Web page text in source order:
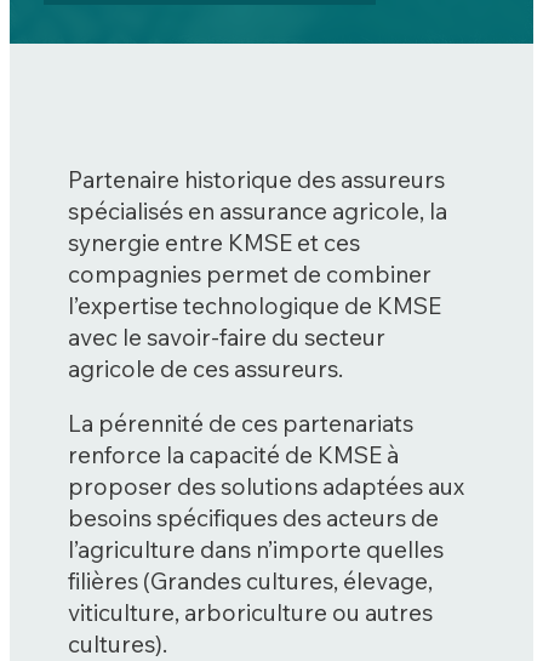
Partenaire historique des assureurs
spécialisés en assurance agricole, la
synergie entre KMSE et ces
compagnies permet de combiner
l’expertise technologique de KMSE
avec le savoir-faire du secteur
agricole de ces assureurs.
La pérennité de ces partenariats
renforce la capacité de KMSE à
proposer des solutions adaptées aux
besoins spécifiques des acteurs de
l’agriculture dans n’importe quelles
filières (Grandes cultures, élevage,
viticulture, arboriculture ou autres
cultures).